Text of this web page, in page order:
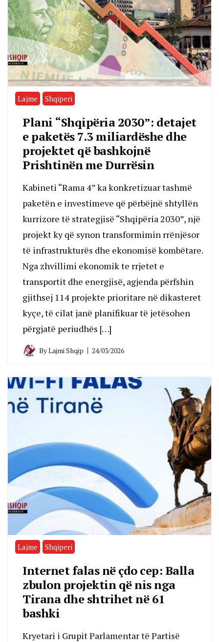
Lajme Shqiperi
Plani “Shqipëria 2030”: detajet
e paketës 7.3 miliardëshe dhe
projektet që bashkojnë
Prishtinën me Durrësin
Kabineti “Rama 4” ka konkretizuar tashmë
paketën e investimeve që përbëjnë shtyllën
kurrizore të strategjisë “Shqipëria 2030”, një
projekt ky që synon transformimin rrënjësor
të infrastrukturës dhe ekonomisë kombëtare.
Nga zhvillimi ekonomik te rrjetet e
transportit dhe energjisë, agjenda përfshin
gjithsej 114 projekte prioritare në dikasteret
kyçe, të cilat janë planifikuar të jetësohen
përgjatë periudhës […]
ByLajmi Shqip 24/03/2026
Lajme Shqiperi
Internet falas në çdo cep: Balla
zbulon projektin që nis nga
Tirana dhe shtrihet në 61
bashki
Kryetari i Grupit Parlamentar të Partisë